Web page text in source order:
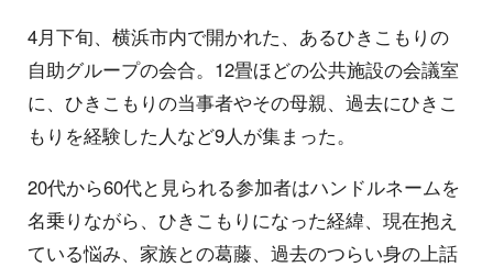
4月下旬、横浜市内で開かれた、あるひきこもりの
自助グループの会合。12畳ほどの公共施設の会議室
に、ひきこもりの当事者やその母親、過去にひきこ
もりを経験した人など9人が集まった。
20代から60代と見られる参加者はハンドルネームを
名乗りながら、ひきこもりになった経緯、現在抱え
ている悩み、家族との葛藤、過去のつらい身の上話